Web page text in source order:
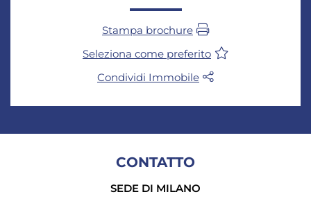
Stampa brochure
Seleziona come preferito
Condividi Immobile
CONTATTO
SEDE DI MILANO